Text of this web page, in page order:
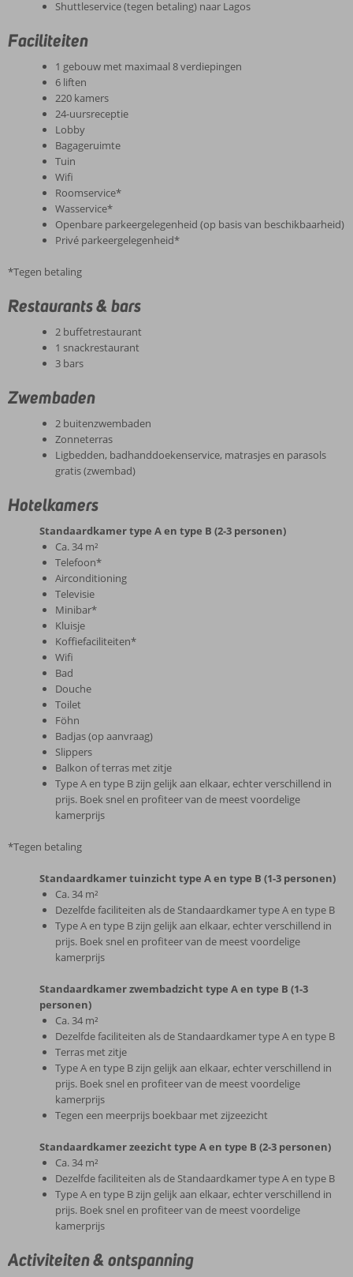
Shuttleservice (tegen betaling) naar Lagos
Faciliteiten
1 gebouw met maximaal 8 verdiepingen
6 liften
220 kamers
24-uursreceptie
Lobby
Bagageruimte
Tuin
Wifi
Roomservice*
Wasservice*
Openbare parkeergelegenheid (op basis van beschikbaarheid)
Privé parkeergelegenheid*
*Tegen betaling
Restaurants & bars
2 buffetrestaurant
1 snackrestaurant
3 bars
Zwembaden
2 buitenzwembaden
Zonneterras
Ligbedden, badhanddoekenservice, matrasjes en parasols
gratis (zwembad)
Hotelkamers
Standaardkamer type A en type B (2-3 personen)
Ca. 34 m²
Telefoon*
Airconditioning
Televisie
Minibar*
Kluisje
Koffiefaciliteiten*
Wifi
Bad
Douche
Toilet
Föhn
Badjas (op aanvraag)
Slippers
Balkon of terras met zitje
Type A en type B zijn gelijk aan elkaar, echter verschillend in
prijs. Boek snel en profiteer van de meest voordelige
kamerprijs
*Tegen betaling
Standaardkamer tuinzicht type A en type B (1-3 personen)
Ca. 34 m²
Dezelfde faciliteiten als de Standaardkamer type A en type B
Type A en type B zijn gelijk aan elkaar, echter verschillend in
prijs. Boek snel en profiteer van de meest voordelige
kamerprijs
Standaardkamer zwembadzicht type A en type B (1-3
personen)
Ca. 34 m²
Dezelfde faciliteiten als de Standaardkamer type A en type B
Terras met zitje
Type A en type B zijn gelijk aan elkaar, echter verschillend in
prijs. Boek snel en profiteer van de meest voordelige
kamerprijs
Tegen een meerprijs boekbaar met zijzeezicht
Standaardkamer zeezicht type A en type B (2-3 personen)
Ca. 34 m²
Dezelfde faciliteiten als de Standaardkamer type A en type B
Type A en type B zijn gelijk aan elkaar, echter verschillend in
prijs. Boek snel en profiteer van de meest voordelige
kamerprijs
Activiteiten & ontspanning